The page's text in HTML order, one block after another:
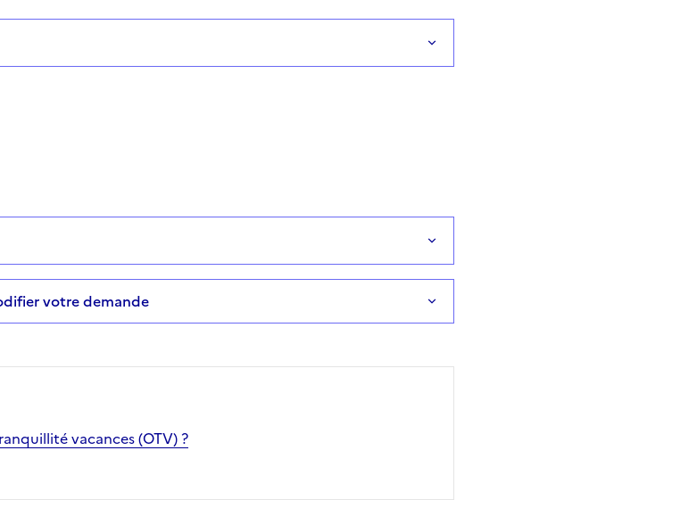
votre demande
vacances (OTV) ?